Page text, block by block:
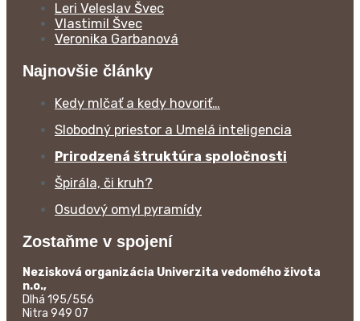
Leri Veleslav Švec
Vlastimil Švec
Veronika Garbanová
Najnovšie články
Kedy mlčať a kedy hovoriť…
Slobodný priestor a Umelá inteligencia
Prirodzená štruktúra spoločnosti
Špirála, či kruh?
Osudový omyl pyramídy
Zostaňme v spojení
Nezisková organizácia Univerzita vedomého života
n.o.,
Dlhá 195/556
Nitra 949 07